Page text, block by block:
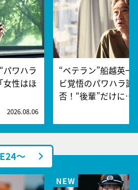
パワハラ
女性はほ
2026.08.06
“ベテラン”船越英一
ビ覚悟のパワハラ謝
否！“後輩”だけに…
～